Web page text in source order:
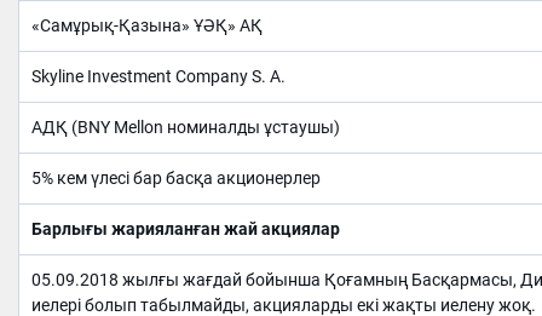
«Самұрық-Қазына» ҰӘҚ» АҚ
Skyline Investment Company S. A.
АДҚ (BNY Mellon номиналды ұстаушы)
5% кем үлесі бар басқа акционерлер
Барлығы жарияланған жай акциялар
05.09.2018 жылғы жағдай бойынша Қоғамның Басқармасы,
иелері болып табылмайды, акцияларды екі жақты иелену жоқ.